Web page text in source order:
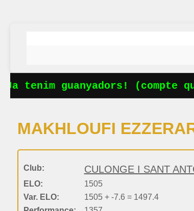
tenim guanyadors! (compte
MAKHLOUFI
Club: CULONGE I SANT
ELO:
1505
Var. ELO:
1505 + -7.6 = 1497.4